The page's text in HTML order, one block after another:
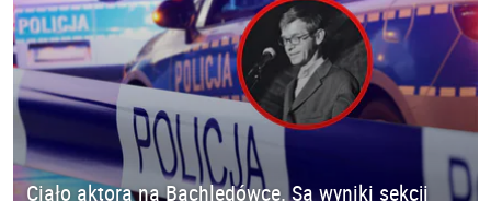
Ciało aktora na Bachledówce. Są wyniki sekcji